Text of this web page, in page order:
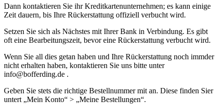
Dann kontaktieren Sie ihr Kreditkartenunternehmen; es kann einige
Zeit dauern, bis Ihre Rückerstattung offiziell verbucht wird.
Setzen Sie sich als Nächstes mit Ihrer Bank in Verbindung. Es gibt
oft eine Bearbeitungszeit, bevor eine Rückerstattung verbucht wird.
Wenn Sie all dies getan haben und Ihre Rückerstattung noch immder
nicht erhalten haben, kontaktieren Sie uns bitte unter
info@bofferding.de .
Geben Sie stets die richtige Bestellnummer mit an. Diese finden Sier
untert „Mein Konto“ > „Meine Bestellungen“.